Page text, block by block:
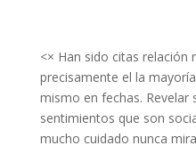
<× Han sido citas relación
precisamente el la
mismo en fechas. Revelar
sentimientos que son
mucho cuidado nunca